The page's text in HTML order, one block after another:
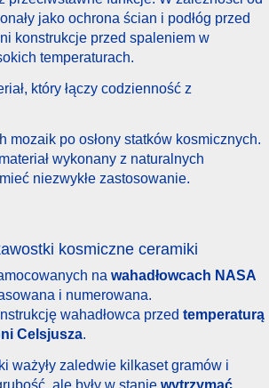
jako ochrona ścian i podłóg przed
konstrukcje przed spaleniem w
temperaturach.
który łączy codzienność z
mozaik po osłony statków kosmicznych.
wykonany z naturalnych
niezwykłe zastosowanie.
kosmiczne ceramiki
na wahadłowcach NASA
i numerowana.
wahadłowca przed temperaturą
Celsjusza.
ważyły zaledwie kilkaset gramów i